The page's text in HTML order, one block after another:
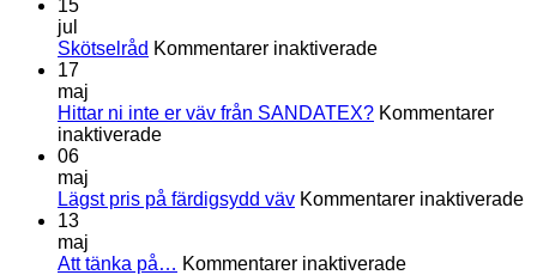
mäter
markisväv
15
jul
Skötselråd Kommentarer inaktiveradeför
17
maj
Hittar ni inte er väv från SANDATEX? Kommentarer
inaktiveradeför
inte
från
06
maj
Lägst pris på färdigsydd väv Kommentarer inaktiverade
13
maj
Att tänka på… Kommentarer inaktiveradeför